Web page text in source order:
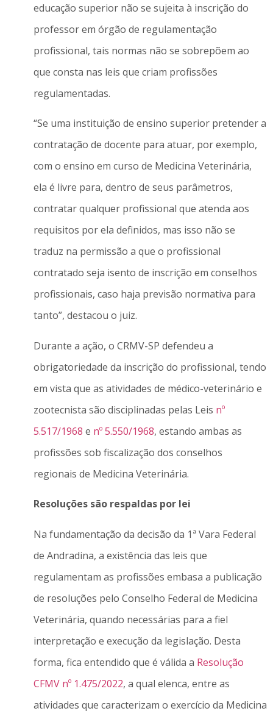
educação superior não se sujeita à inscrição do
professor em órgão de regulamentação
profissional, tais normas não se sobrepõem ao
que consta nas leis que criam profissões
regulamentadas.
“Se uma instituição de ensino superior pretender a
contratação de docente para atuar, por exemplo,
com o ensino em curso de Medicina Veterinária,
ela é livre para, dentro de seus parâmetros,
contratar qualquer profissional que atenda aos
requisitos por ela definidos, mas isso não se
traduz na permissão a que o profissional
contratado seja isento de inscrição em conselhos
profissionais, caso haja previsão normativa para
tanto”, destacou o juiz.
Durante a ação, o CRMV-SP defendeu a
obrigatoriedade da inscrição do profissional, tendo
em vista que as atividades de médico-veterinário e
zootecnista são disciplinadas pelas Leis nº
5.517/1968 e nº 5.550/1968, estando ambas as
profissões sob fiscalização dos conselhos
regionais de Medicina Veterinária.
Resoluções são respaldas por lei
Na fundamentação da decisão da 1ª Vara Federal
de Andradina, a existência das leis que
regulamentam as profissões embasa a publicação
de resoluções pelo Conselho Federal de Medicina
Veterinária, quando necessárias para a fiel
interpretação e execução da legislação. Desta
forma, fica entendido que é válida a Resolução
CFMV nº 1.475/2022, a qual elenca, entre as
atividades que caracterizam o exercício da Medicina